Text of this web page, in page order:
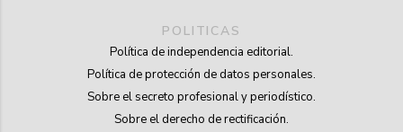
POLITICAS
Política de independencia editorial.
Política de protección de datos personales.
Sobre el secreto profesional y periodístico.
Sobre el derecho de rectificación.